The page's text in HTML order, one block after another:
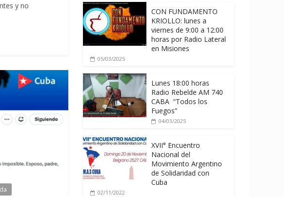
y no
CON FUNDAMENTO
KRIOLLO: lunes a
viernes de 9:00 a 12:00
horas por Radio Lateral
en Misiones
05/03/2025
Lunes 18:00 horas
Radio Rebelde AM 740
CABA “Todos los
Fuegos”
04/03/2025
XVII° Encuentro
Nacional del
Movimiento Argentino
de Solidaridad con
Cuba
02/11/2022